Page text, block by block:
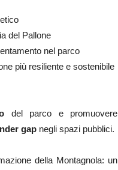
del Pallone
nel parco
più resiliente e sostenibile
del parco e promuovere
gap negli spazi pubblici.
della Montagnola: un